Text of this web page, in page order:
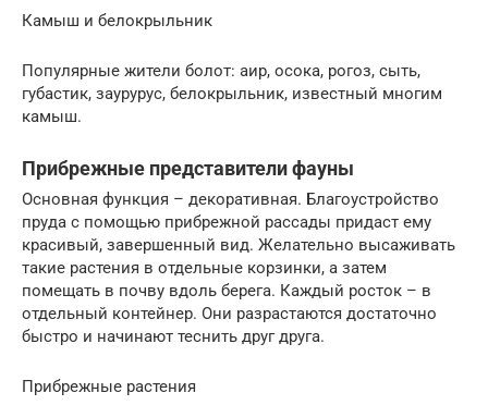
Камыш и белокрыльник
Популярные жители болот: аир, осока, рогоз, сыть,
губастик, заурурус, белокрыльник, известный многим
камыш.
Прибрежные представители фауны
Основная функция – декоративная. Благоустройство
пруда с помощью прибрежной рассады придаст ему
красивый, завершенный вид. Желательно высаживать
такие растения в отдельные корзинки, а затем
помещать в почву вдоль берега. Каждый росток – в
отдельный контейнер. Они разрастаются достаточно
быстро и начинают теснить друг друга.
Прибрежные растения